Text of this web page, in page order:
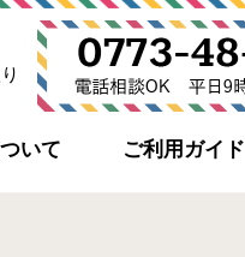
いて ご利用ガイド